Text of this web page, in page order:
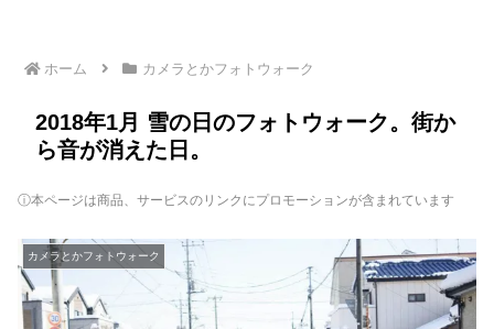
ホーム カメラとかフォトウォーク
2018年1月 雪の日のフォトウォーク。街か
ら音が消えた日。
ⓘ本ページは商品、サービスのリンクにプロモーションが含まれています
カメラとかフォトウォーク